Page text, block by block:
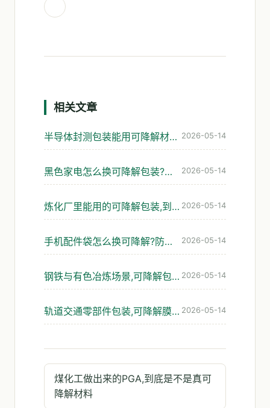
相关文章
半导体封测包装能用可降解材料吗?防静电是关键 2026-05-14
黑色家电怎么换可降解包装?防静电与缓冲这关怎么过 2026-05-14
炼化厂里能用的可降解包装,到底怎么选才不踩坑 2026-05-14
手机配件袋怎么换可降解?防静电与防潮这两关最难过 2026-05-14
钢铁与有色冶炼场景,可降解包装真的扛得住吗 2026-05-14
轨道交通零部件包装,可降解膜与缓冲怎么选才不出问题 2026-05-14
煤化工做出来的PGA,到底是不是真可
降解材料